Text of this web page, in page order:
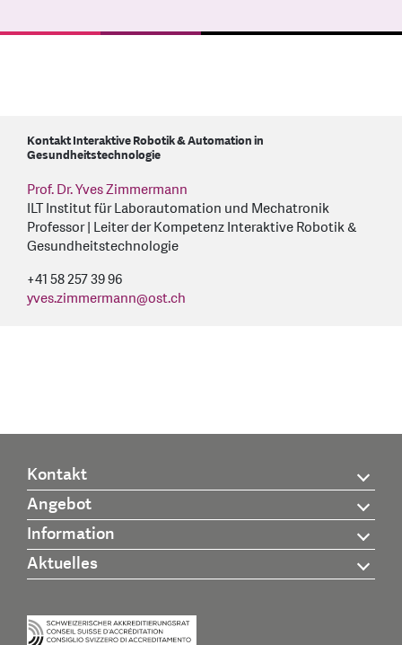
Kontakt Interaktive Robotik & Automation in
Gesundheitstechnologie
Prof. Dr. Yves Zimmermann
ILT Institut für Laborautomation und Mechatronik
Professor | Leiter der Kompetenz Interaktive Robotik &
Gesundheitstechnologie
+41 58 257 39 96
yves.zimmermann@ost.ch
Kontakt
Angebot
Information
Aktuelles